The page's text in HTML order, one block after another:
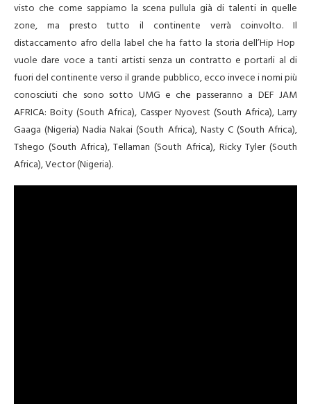
visto che come sappiamo la scena pullula già di talenti in quelle
zone, ma presto tutto il continente verrà coinvolto. Il
distaccamento afro della label che ha fatto la storia dell’Hip Hop
vuole dare voce a tanti artisti senza un contratto e portarli al di
fuori del continente verso il grande pubblico, ecco invece i nomi più
conosciuti che sono sotto UMG e che passeranno a DEF JAM
AFRICA: Boity (South Africa), Cassper Nyovest (South Africa), Larry
Gaaga (Nigeria) Nadia Nakai (South Africa), Nasty C (South Africa),
Tshego (South Africa), Tellaman (South Africa), Ricky Tyler (South
Africa), Vector (Nigeria).